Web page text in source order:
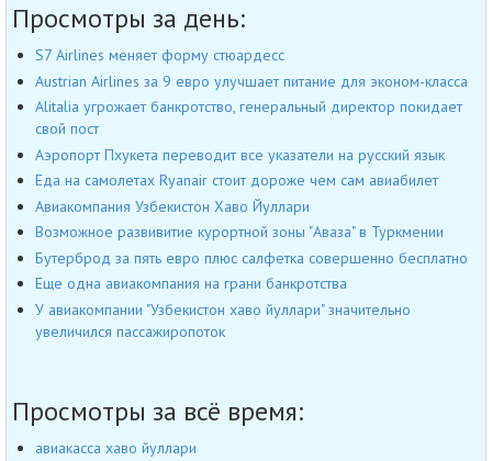
Просмотры за день:
S7 Airlines меняет форму стюардесс
Austrian Airlines за 9 евро улучшает питание для эконом-класса
Alitalia угрожает банкротство, генеральный директор покидает
свой пост
Аэропорт Пхукета переводит все указатели на русский язык
Еда на самолетах Ryanair стоит дороже чем сам авиабилет
Авиакомпания Узбекистон Хаво Йуллари
Возможное развивитие курортной зоны "Аваза" в Туркмении
Бутерброд за пять евро плюс салфетка совершенно бесплатно
Еще одна авиакомпания на грани банкротства
У авиакомпании "Узбекистон хаво йуллари" значительно
увеличился пассажиропоток
Просмотры за всё время:
авиакасса хаво йуллари